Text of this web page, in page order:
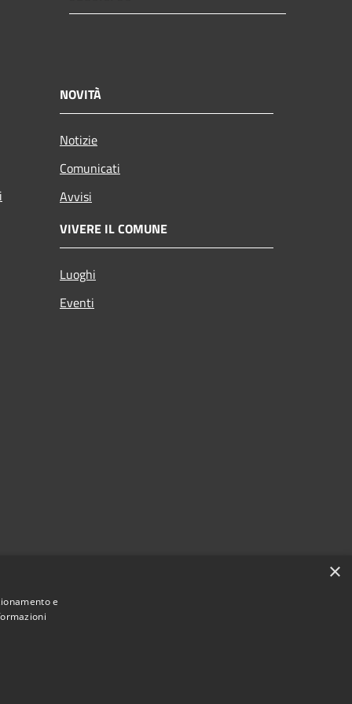
NOVITÀ
Notizie
Comunicati
Avvisi
VIVERE IL COMUNE
Luoghi
Eventi
×
e